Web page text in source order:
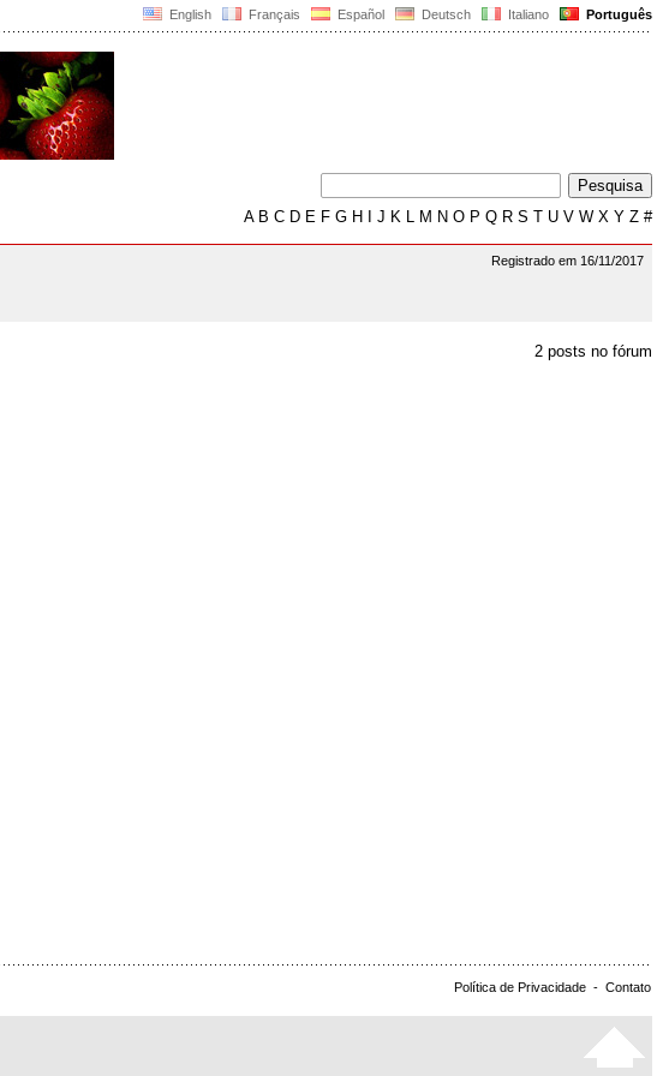
English Français Español Deutsch Italiano Português
AB C D E F G H J K L M N O P Q R S T U V W X Y Z #
Registrado em 16/11/2017
2 posts no fórum
Política de Privacidade - Contato